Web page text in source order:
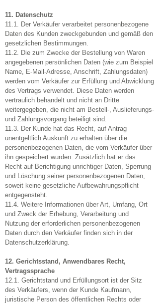
11. Datenschutz
11.1. Der Verkäufer verarbeitet personenbezogene
Daten des Kunden zweckgebunden und gemäß den
gesetzlichen Bestimmungen.
11.2. Die zum Zwecke der Bestellung von Waren
angegebenen persönlichen Daten (wie zum Beispiel
Name, E-Mail-Adresse, Anschrift, Zahlungsdaten)
werden vom Verkäufer zur Erfüllung und Abwicklung
des Vertrags verwendet. Diese Daten werden
vertraulich behandelt und nicht an Dritte
weitergegeben, die nicht am Bestell-, Auslieferungs-
und Zahlungsvorgang beteiligt sind.
11.3. Der Kunde hat das Recht, auf Antrag
unentgeltlich Auskunft zu erhalten über die
personenbezogenen Daten, die vom Verkäufer über
ihn gespeichert wurden. Zusätzlich hat er das
Recht auf Berichtigung unrichtiger Daten, Sperrung
und Löschung seiner personenbezogenen Daten,
soweit keine gesetzliche Aufbewahrungspflicht
entgegensteht.
11.4. Weitere Informationen über Art, Umfang, Ort
und Zweck der Erhebung, Verarbeitung und
Nutzung der erforderlichen personenbezogenen
Daten durch den Verkäufer finden sich in der
Datenschutzerklärung.
12. Gerichtsstand, Anwendbares Recht,
Vertragssprache
12.1. Gerichtstand und Erfüllungsort ist der Sitz
des Verkäufers, wenn der Kunde Kaufmann,
juristische Person des öffentlichen Rechts oder